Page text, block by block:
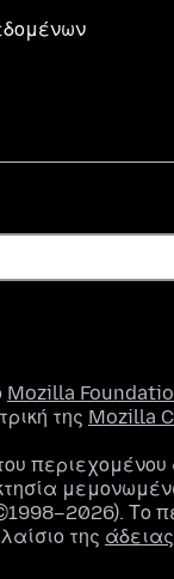
Mozilla
της Mozilla
Το
της